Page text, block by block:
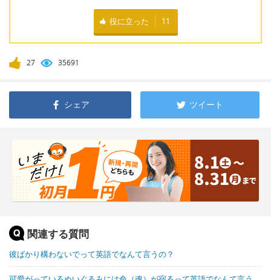
役に立った 11
27 35691
シェア ツイート
関連する質問
彼ばかり構わないでって英語でなんて言うの？